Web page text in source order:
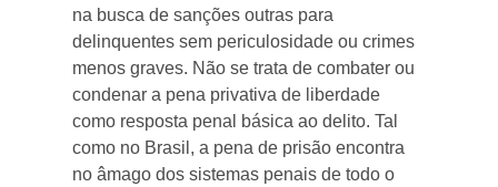
na busca de sanções outras para
delinquentes sem periculosidade ou crimes
menos graves. Não se trata de combater ou
condenar a pena privativa de liberdade
como resposta penal básica ao delito. Tal
como no Brasil, a pena de prisão encontra
no âmago dos sistemas penais de todo o